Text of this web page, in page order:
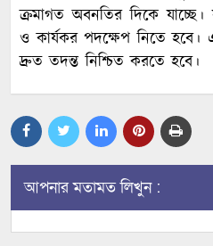
ক্রমাগত অবনতির দিকে
ও কার্যকর পদক্ষেপ নিতে হবে।
দ্রুত তদন্ত নিশ্চিত করতে হবে।
আপনার মতামত লিখুন :